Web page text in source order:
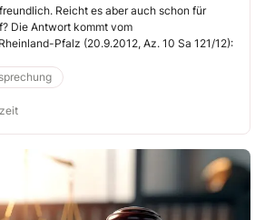
Reicht es aber auch schon für
Die Antwort kommt vom
Pfalz (20.9.2012, Az. 10 Sa 121/12):